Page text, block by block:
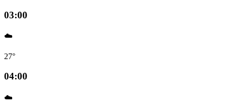
03:00
☁️
27°
04:00
☁️